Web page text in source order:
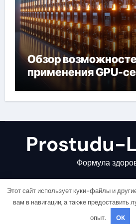
Обзор
применения GPU-
Prostudu-
Формула
Copyright © All rights reserved |
Этот сайт использует куки-файлы и
вам в навигации, а также предоставить
опыт.
OK